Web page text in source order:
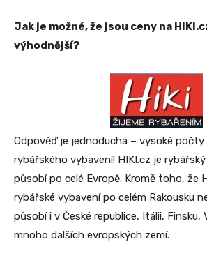
Jak je možné, že jsou ceny na
výhodnější?
Odpověď je jednoduchá – vysoké počty
rybářského vybavení! HIKI.cz je
působí po celé Evropě. Kromě toho, že
rybářské vybavení po celém Rakousku
působí i v České republice, Itálii, Finsku,
mnoho dalších evropských zemí.